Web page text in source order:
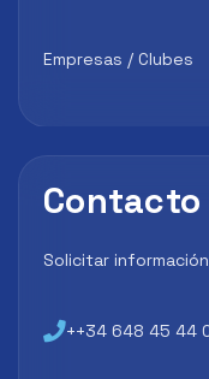
Empresas / Clubes
Contacto
Solicitar información
++34 648 45 44